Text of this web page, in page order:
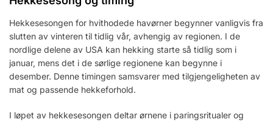
Hekkesesongen for hvithodede havørner begynner vanligvis fra
slutten av vinteren til tidlig vår, avhengig av regionen. I de
nordlige delene av USA kan hekking starte så tidlig som i
januar, mens det i de sørlige regionene kan begynne i
desember. Denne timingen samsvarer med tilgjengeligheten av
mat og passende hekkeforhold.
I løpet av hekkesesongen deltar ørnene i paringsritualer og